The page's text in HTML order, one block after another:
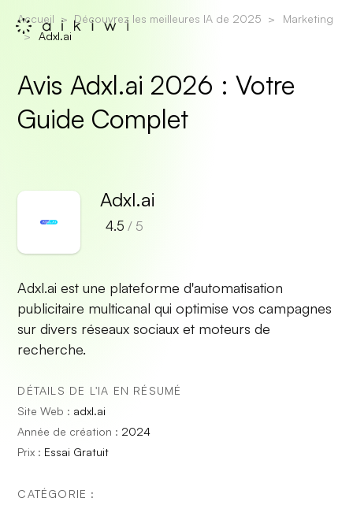
Accueil Découvrez les meilleures IA de 2025
Marketing
Adxl.ai
Avis Adxl.ai 2026 : Votre
Guide Complet
Adxl.ai
4.5 / 5
Adxl.ai est une plateforme d'automatisation
publicitaire multicanal qui optimise vos campagnes
sur divers réseaux sociaux et moteurs de
recherche.
DÉTAILS DE L'IA EN RÉSUMÉ
Site Web : adxl.ai
Année de création : 2024
Prix : Essai Gratuit
CATÉGORIE :